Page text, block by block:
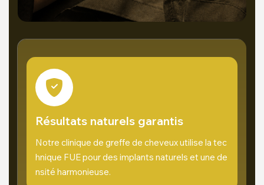
Résultats naturels garantis
Notre clinique de greffe de cheveux utilise la tec
hnique FUE pour des implants naturels et une de
nsité harmonieuse.